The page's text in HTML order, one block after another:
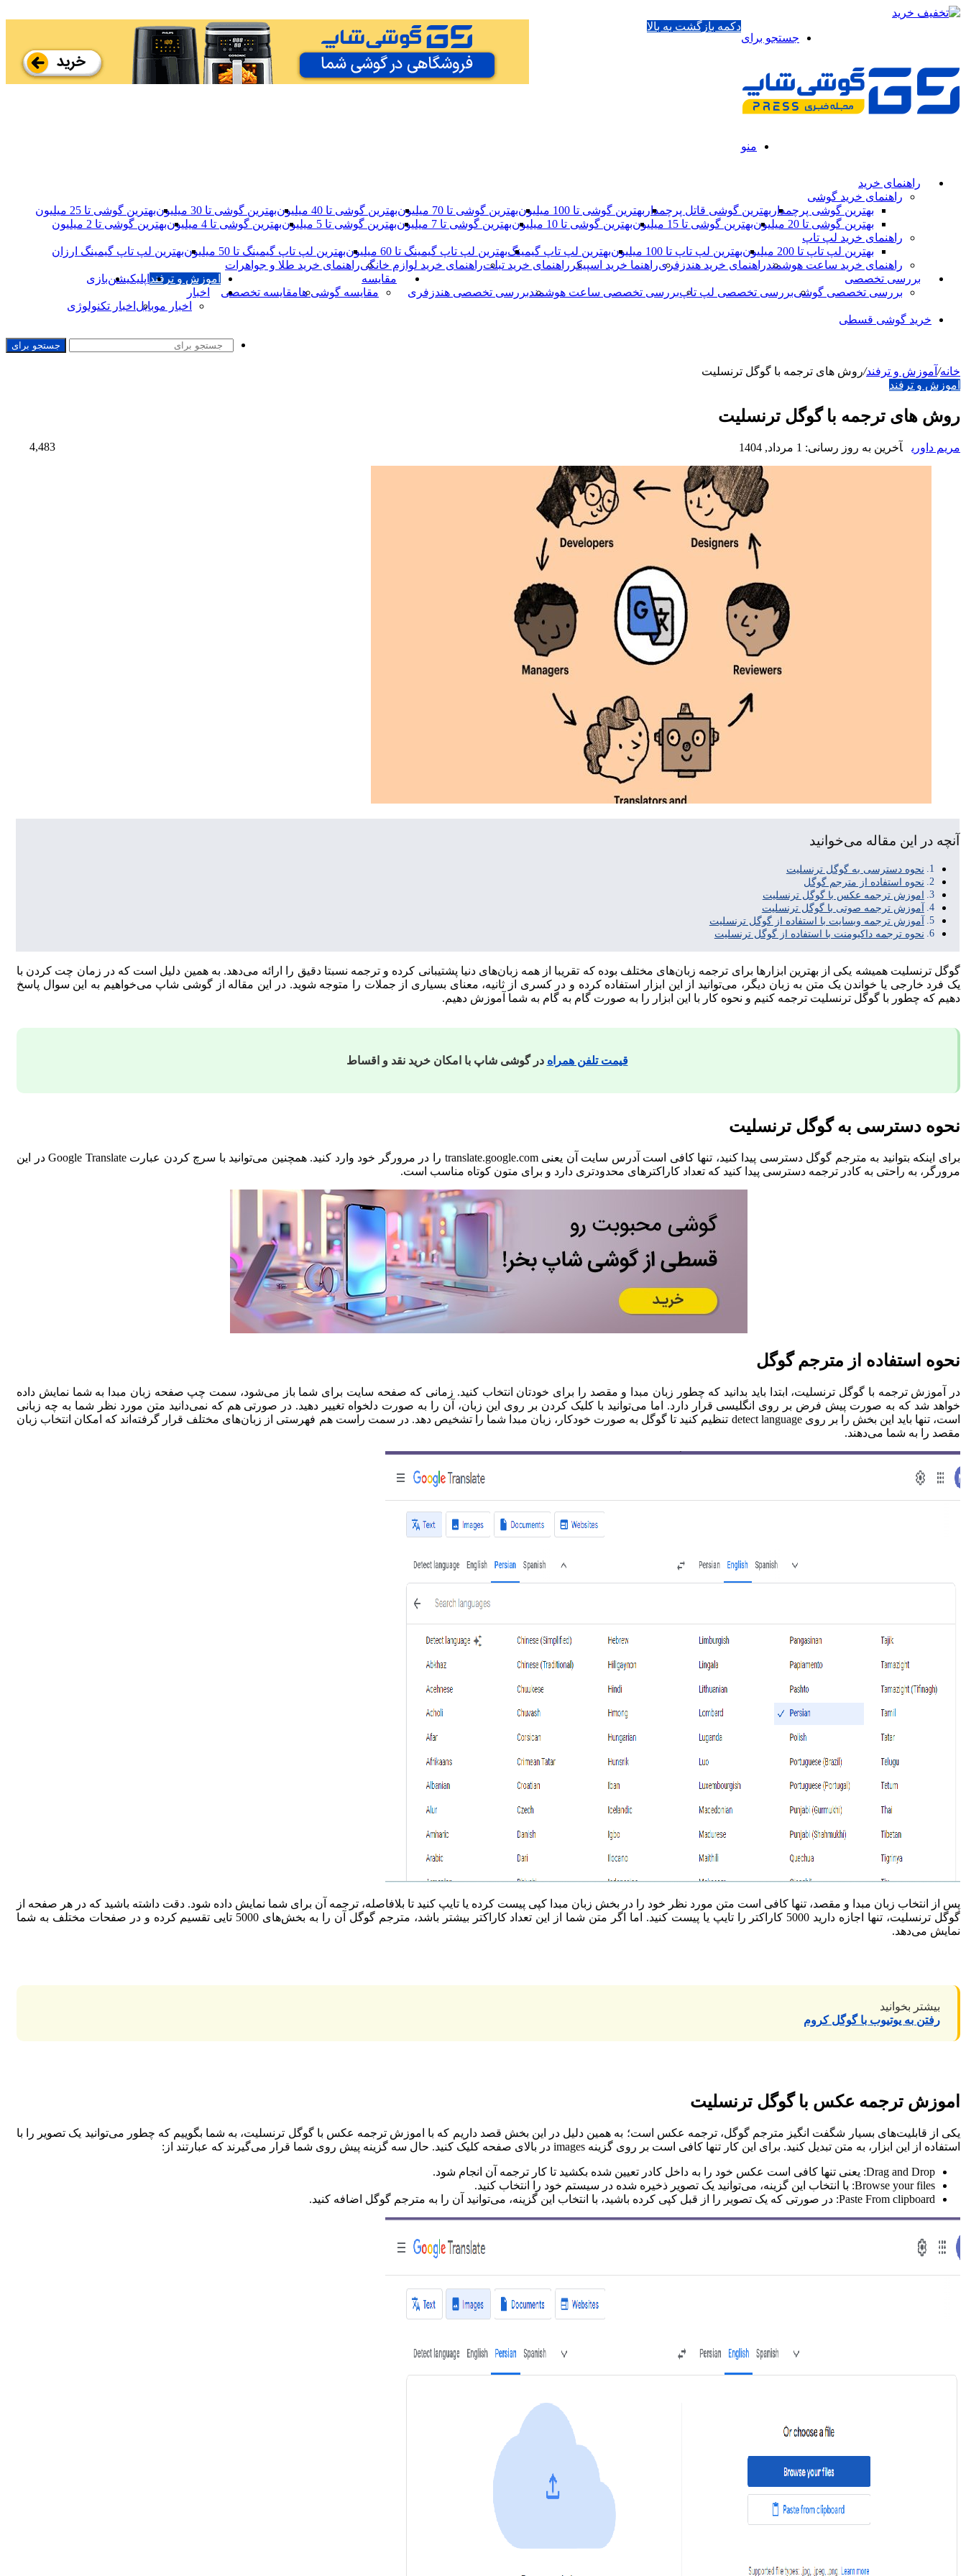
جستجو برای
منو
راهنمای خرید
راهنمای خرید گوشی
بهترین گوشی پرچمدار بهترین گوشی قاتل پرچمدار بهترین گوشی تا 100 میلیون بهترین گوشی تا 70 میلیون بهترین گوشی تا 40 میلیون بهترین گوشی تا 30 میلیون
بهترین گوشی تا 25 میلیون
بهترین گوشی تا 20 میلیون
بهترین گوشی تا 15 میلیون بهترین گوشی تا 10 میلیون بهترین گوشی تا 7 میلیون بهترین گوشی تا 5 میلیون بهترین گوشی تا 4 میلیون
بهترین گوشی‌ تا 2 میلیون
راهنمای خرید لپ تاپ
بهترین لپ تاپ تا 200 میلیون
بهترین لپ تاپ تا 100 میلیون بهترین لپ تاپ گیمینگبهترین لپ تاپ گیمینگ تا 60 میلیون بهترین لپ تاپ گیمینگ تا 50 میلیون
بهترین لپ تاپ گیمینگ ارزان
راهنمای خرید ساعت هوشمندراهنمای خرید هندزفریراهنما خرید اسپیکر راهنمای خرید تبلتراهنمای خرید لوازم خانگیراهنمای خرید طلا و جواهرات
بررسی تخصصی
بررسی تخصصی گوشیبررسی تخصصی لپ تاپبررسی تخصصی ساعت هوشمندبررسی تخصصی هندزفری
مقایسه
مقایسه گوشی هامقایسه تخصصی
آموزش و ترفند اپلیکیشنبازی
اخبار
اخبار موبایل اخبار تکنولوژی
خرید گوشی قسطی
جستجو برای
خانه/ آموزش و ترفند/روش های ترجمه با گوگل ترنسلیت
آموزش و ترفند
روش های ترجمه با گوگل ترنسلیت
مریم داوری آخرین به روز رسانی: 1 مرداد, 1404 4,483
آنچه در این مقاله می‌خوانید
نحوه دسترسی به گوگل ترنسلیت
نحوه استفاده از مترجم گوگل
اموزش ترجمه عکس با گوگل ترنسلیت
آموزش ترجمه صوتی با گوگل ترنسلیت
آموزش ترجمه وبسایت با استفاده از گوگل ترنسلیت
نحوه ترجمه داکیومنت با استفاده از گوگل ترنسلیت
گوگل ترنسلیت همیشه یکی از بهترین ابزارها برای ترجمه زبان‌های مختلف بوده که تقریبا از همه زبان‌های دنیا پشتیبانی کرده و ترجمه نسبتا دقیق را ارائه می‌دهد. به همین دلیل است که در زمان چت کردن با
یک فرد خارجی یا خواندن یک متن به زبان دیگر، می‌توانید از این ابزار استفاده کرده و در کسری از ثانیه، معنای بسیاری از جملات را متوجه شوید. در این مقاله از گوشی شاپ می‌خواهیم به این سوال پاسخ
دهیم که چطور با گوگل ترنسلیت ترجمه کنیم و نحوه کار با این ابزار را به صورت گام به گام به شما آموزش دهیم.
قیمت تلفن همراه در گوشی شاپ با امکان خرید نقد و اقساط
نحوه دسترسی به گوگل ترنسلیت
برای اینکه بتوانید به مترجم گوگل دسترسی پیدا کنید، تنها کافی است آدرس سایت آن یعنی translate.google.com را در مرورگر خود وارد کنید. همچنین می‌توانید با سرچ کردن عبارت Google Translate در این
مرورگر، به راحتی به کادر ترجمه دسترسی پیدا کنید که تعداد کاراکترهای محدودتری دارد و برای متون کوتاه مناسب است.
نحوه استفاده از مترجم گوگل
در آموزش ترجمه با گوگل ترنسلیت، ابتدا باید بدانید که چطور زبان مبدا و مقصد را برای خودتان انتخاب کنید. زمانی که صفحه سایت برای شما باز می‌شود، سمت چپ صفحه زبان مبدا به شما نمایش داده
خواهد شد که به صورت پیش فرض بر روی انگلیسی قرار دارد. اما می‌توانید با کلیک کردن بر روی این زبان، آن را به صورت دلخواه تغییر دهید. در صورتی هم که نمی‌دانید متن مورد نظر شما به چه زبانی
است، تنها باید این بخش را بر روی detect language تنظیم کنید تا گوگل به صورت خودکار، زبان مبدا شما را تشخیص دهد. در سمت راست هم فهرستی از زبان‌های مختلف قرار گرفته‌اند که امکان انتخاب زبان
مقصد را به شما می‌دهند.
پس از انتخاب زبان مبدا و مقصد، تنها کافی است متن مورد نظر خود را در بخش زبان مبدا کپی پیست کرده یا تایپ کنید تا بلافاصله، ترجمه آن برای شما نمایش داده شود. دقت داشته باشید که در هر صفحه از
گوگل ترنسلیت، تنها اجازه دارید 5000 کاراکتر را تایپ یا پیست کنید. اما اگر متن شما از این تعداد کاراکتر بیشتر باشد، مترجم گوگل آن را به بخش‌های 5000 تایی تقسیم کرده و در صفحات مختلف به شما
نمایش می‌دهد.
بیشتر بخوانید
رفتن به یوتیوب با گوگل کروم
اموزش ترجمه عکس با گوگل ترنسلیت
یکی از قابلیت‌های بسیار شگفت انگیز مترجم گوگل، ترجمه عکس است؛ به همین دلیل در این بخش قصد داریم که با اموزش ترجمه عکس با گوگل ترنسلیت، به شما بگوییم که چطور می‌توانید یک تصویر را با
استفاده از این ابزار، به متن تبدیل کنید. برای این کار تنها کافی است بر روی گزینه images در بالای صفحه کلیک کنید. حال سه گزینه پیش روی شما قرار می‌گیرند که عبارتند از:
Drag and Drop: یعنی تنها کافی است عکس خود را به داخل کادر تعیین شده بکشید تا کار ترجمه آن انجام شود.
Browse your files: با انتخاب این گزینه، می‌توانید یک تصویر ذخیره شده در سیستم خود را انتخاب کنید.
Paste From clipboard: در صورتی که یک تصویر را از قبل کپی کرده باشید، با انتخاب این گزینه، می‌توانید آن را به مترجم گوگل اضافه کنید.
دکمه بازگشت به بالا